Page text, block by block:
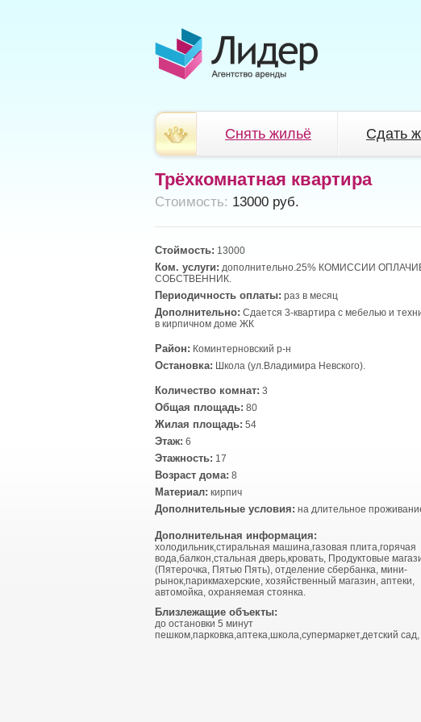
Снять жильё Сдать
Трёхкомнатная квартира
Cтоимость: 13000 руб.
Стоймость: 13000
Ком. услуги: дополнительно.25% КОМИССИИ
СОБСТВЕННИК.
Периодичность оплаты: раз в месяц
Дополнительно: Сдается 3-квартира с мебелью и
в кирпичном доме ЖК
Район: Коминтерновский р-н
Остановка: Школа (ул.Владимира Невского).
Количество комнат: 3
Общая площадь: 80
Жилая площадь: 54
Этаж: 6
Этажность: 17
Возраст дома: 8
Материал: кирпич
Дополнительные условия: на длительное
Дополнительная информация:
холодильник,стиральная машина,газовая плита,горячая
вода,балкон,стальная дверь,кровать, Продуктовые
(Пятерочка, Пятью Пять), отделение сбербанка, мини-
рынок,парикмахерские, хозяйственный магазин, аптеки,
автомойка, охраняемая стоянка.
Близлежащие объекты:
до остановки 5 минут
пешком,парковка,аптека,школа,супермаркет,детский сад,